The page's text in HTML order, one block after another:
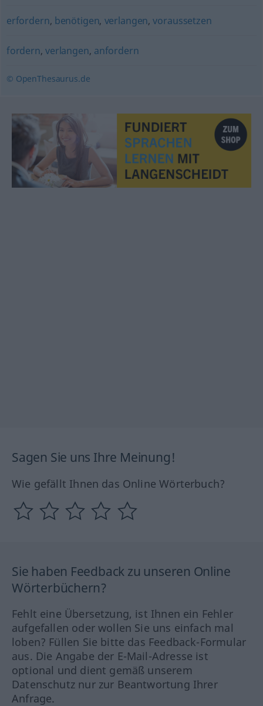
erfordern, benötigen, verlangen,voraussetzen
fordern,verlangen, anfordern
© OpenThesaurus.de
Sagen Sie uns Ihre Meinung!
Wie gefällt Ihnen das Online Wörterbuch?
Sie haben Feedback zu unseren Online
Wörterbüchern?
Fehlt eine Übersetzung, ist Ihnen ein Fehler
aufgefallen oder wollen Sie uns einfach mal
loben? Füllen Sie bitte das Feedback-Formular
aus. Die Angabe der E-Mail-Adresse ist
optional und dient gemäß unserem
Datenschutz nur zur Beantwortung Ihrer
Anfrage.